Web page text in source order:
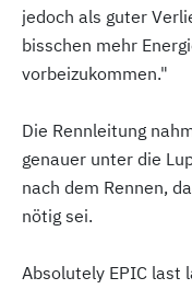
jedoch als guter
bisschen mehr
vorbeizukommen."
Die Rennleitung
genauer unter die
nach dem Rennen,
nötig sei.
Absolutely EPIC last